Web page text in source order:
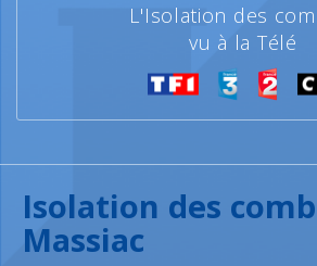
L'Isolation des
vu à la Télé
Isolation des
Massiac